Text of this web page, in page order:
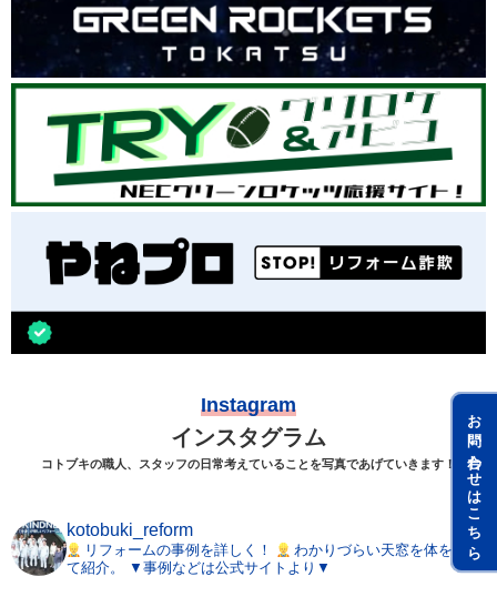
お問い合わせはこちら
Instagram
インスタグラム
コトブキの職人、スタッフの日常考えていることを写真であげていきます！
kotobuki_reform
リフォームの事例を詳しく！
わかりづらい天窓を体を張っ
て紹介。
▼事例などは公式サイトより▼